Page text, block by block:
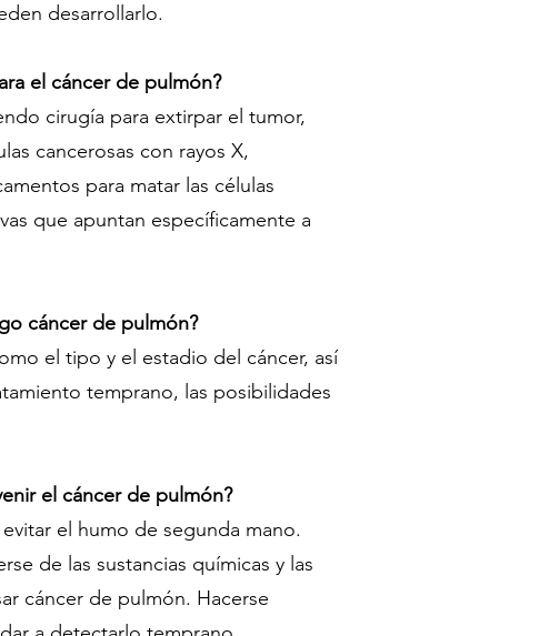
desarrollarlo.
el cáncer de pulmón?
cirugía para extirpar el tumor,
cancerosas con rayos X,
para matar las células
que apuntan específicamente a
cáncer de pulmón?
el tipo y el estadio del cáncer, así
temprano, las posibilidades
el cáncer de pulmón?
el humo de segunda mano.
de las sustancias químicas y las
cáncer de pulmón. Hacerse